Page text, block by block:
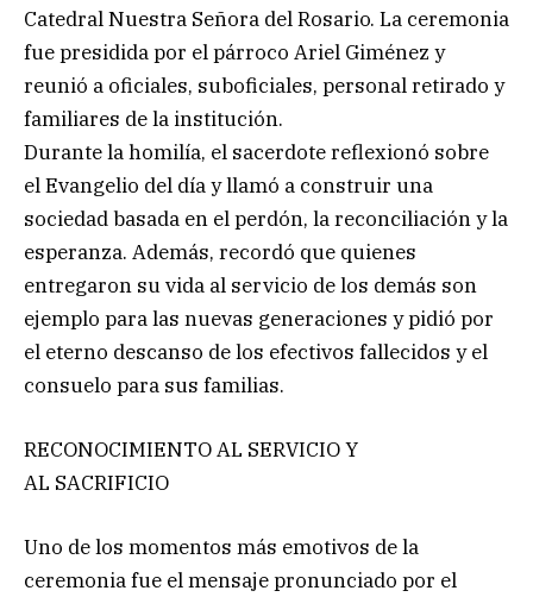
Catedral Nuestra Señora del Rosario. La ceremonia
fue presidida por el párroco Ariel Giménez y
reunió a oficiales, suboficiales, personal retirado y
familiares de la institución.
Durante la homilía, el sacerdote reflexionó sobre
el Evangelio del día y llamó a construir una
sociedad basada en el perdón, la reconciliación y la
esperanza. Además, recordó que quienes
entregaron su vida al servicio de los demás son
ejemplo para las nuevas generaciones y pidió por
el eterno descanso de los efectivos fallecidos y el
consuelo para sus familias.
RECONOCIMIENTO AL SERVICIO Y
AL SACRIFICIO
Uno de los momentos más emotivos de la
ceremonia fue el mensaje pronunciado por el